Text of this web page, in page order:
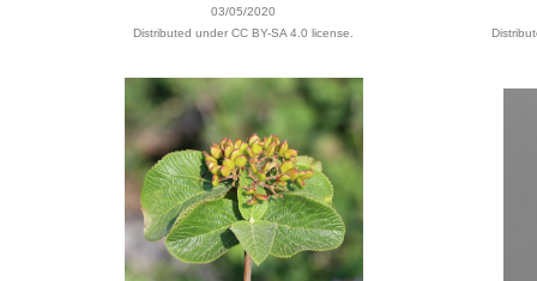
03/05/2020
Distributed under CC BY-SA 4.0 license.